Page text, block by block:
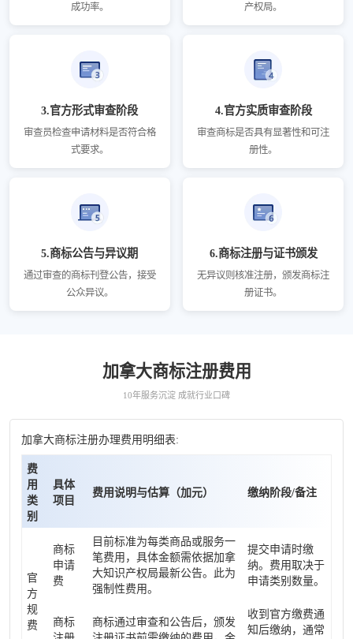
成功率。
产权局。
3.官方形式审查阶段
审查员检查申请材料是否符合格
式要求。
4.官方实质审查阶段
审查商标是否具有显著性和可注
册性。
5.商标公告与异议期
通过审查的商标刊登公告，接受
公众异议。
6.商标注册与证书颁发
无异议则核准注册，颁发商标注
册证书。
加拿大商标注册费用
10年服务沉淀 成就行业口碑
加拿大商标注册办理费用明细表:
费
用
类
别
具体
项目
费用说明与估算（加元） 缴纳阶段/备注
官
方
规
费
商标
申请
费
目前标准为每类商品或服务一
笔费用，具体金额需依据加拿
大知识产权局最新公告。此为
强制性费用。
提交申请时缴
纳。费用取决于
申请类别数量。
商标
商标通过审查和公告后，颁发
收到官方缴费通
知后缴纳，通常